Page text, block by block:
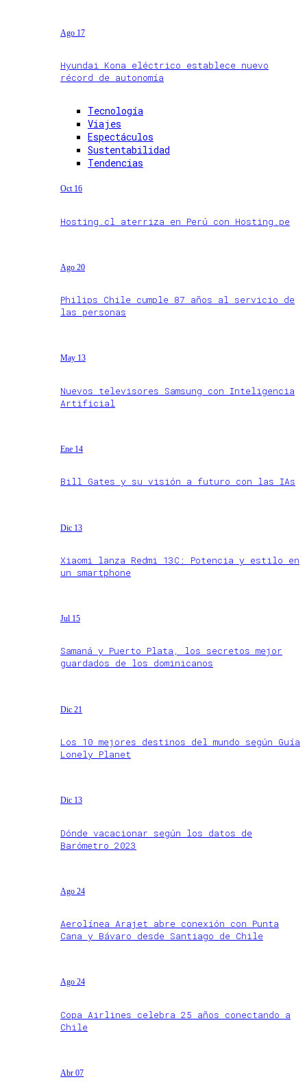
Ago 17
Hyundai Kona eléctrico establece nuevo
récord de autonomía
Tecnología
Viajes
Espectáculos
Sustentabilidad
Tendencias
Oct 16
Hosting.cl aterriza en Perú con Hosting.pe
Ago 20
Philips Chile cumple 87 años al servicio de
las personas
May 13
Nuevos televisores Samsung con Inteligencia
Artificial
Ene 14
Bill Gates y su visión a futuro con las IAs
Dic 13
Xiaomi lanza Redmi 13C: Potencia y estilo en
un smartphone
Jul 15
Samaná y Puerto Plata, los secretos mejor
guardados de los dominicanos
Dic 21
Los 10 mejores destinos del mundo según Guía
Lonely Planet
Dic 13
Dónde vacacionar según los datos de
Barómetro 2023
Ago 24
Aerolínea Arajet abre conexión con Punta
Cana y Bávaro desde Santiago de Chile
Ago 24
Copa Airlines celebra 25 años conectando a
Chile
Abr 07